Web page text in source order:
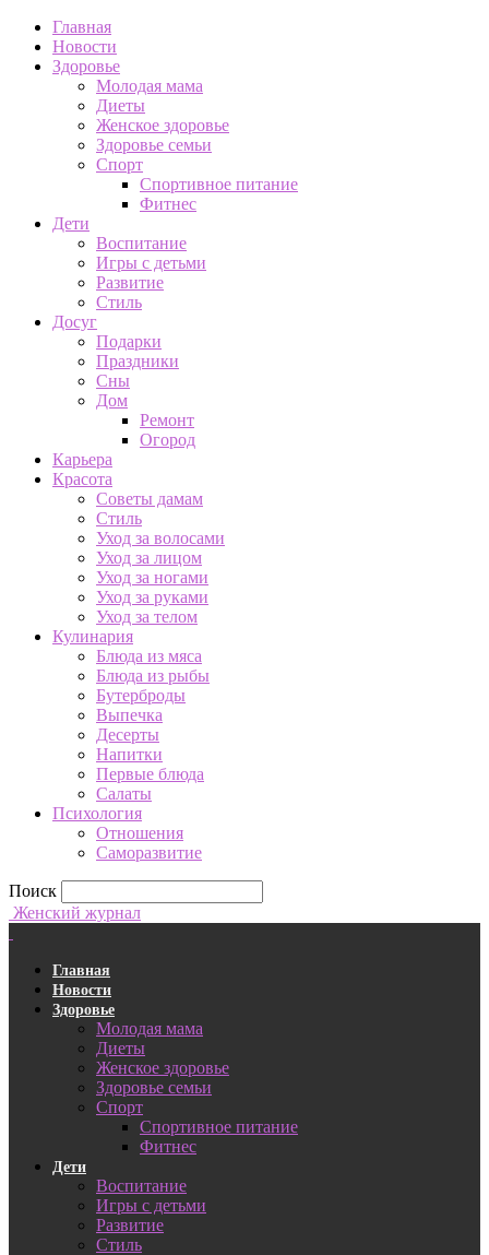
Главная
Новости
Здоровье
Молодая мама
Диеты
Женское здоровье
Здоровье семьи
Спорт
Спортивное питание
Фитнес
Дети
Воспитание
Игры с детьми
Развитие
Стиль
Досуг
Подарки
Праздники
Сны
Дом
Ремонт
Огород
Карьера
Красота
Советы дамам
Стиль
Уход за волосами
Уход за лицом
Уход за ногами
Уход за руками
Уход за телом
Кулинария
Блюда из мяса
Блюда из рыбы
Бутерброды
Выпечка
Десерты
Напитки
Первые блюда
Салаты
Психология
Отношения
Саморазвитие
Поиск
Женский журнал
Главная
Новости
Здоровье
Молодая мама
Диеты
Женское здоровье
Здоровье семьи
Спорт
Спортивное питание
Фитнес
Дети
Воспитание
Игры с детьми
Развитие
Стиль